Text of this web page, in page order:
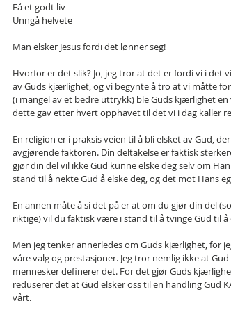
Få et godt liv
Unngå helvete
Man elsker Jesus fordi det lønner seg!
Hvorfor er det slik? Jo, jeg tror at det er fordi vi i det
av Guds kjærlighet, og vi begynte å tro at vi måtte
(i mangel av et bedre uttrykk) ble Guds kjærlighet
dette gav etter hvert opphavet til det vi i dag kaller
En religion er i praksis veien til å bli elsket av Gud,
avgjørende faktoren. Din deltakelse er faktisk
gjør din del vil ikke Gud kunne elske deg selv om
stand til å nekte Gud å elske deg, og det mot Hans
En annen måte å si det på er at om du gjør din del
riktige) vil du faktisk være i stand til å tvinge Gud til å
Men jeg tenker annerledes om Guds kjærlighet, for
våre valg og prestasjoner. Jeg tror nemlig ikke at
mennesker definerer det. For det gjør Guds
reduserer det at Gud elsker oss til en handling Gud
vårt.